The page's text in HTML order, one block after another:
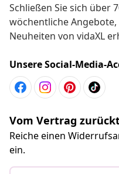
Schließen Sie sich über
wöchentliche
Neuheiten von vidaXL
Unsere Social-Media-
Vom Vertrag
Reiche einen
ein.